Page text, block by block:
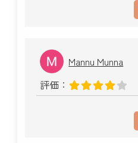
Mannu Munna
評価：